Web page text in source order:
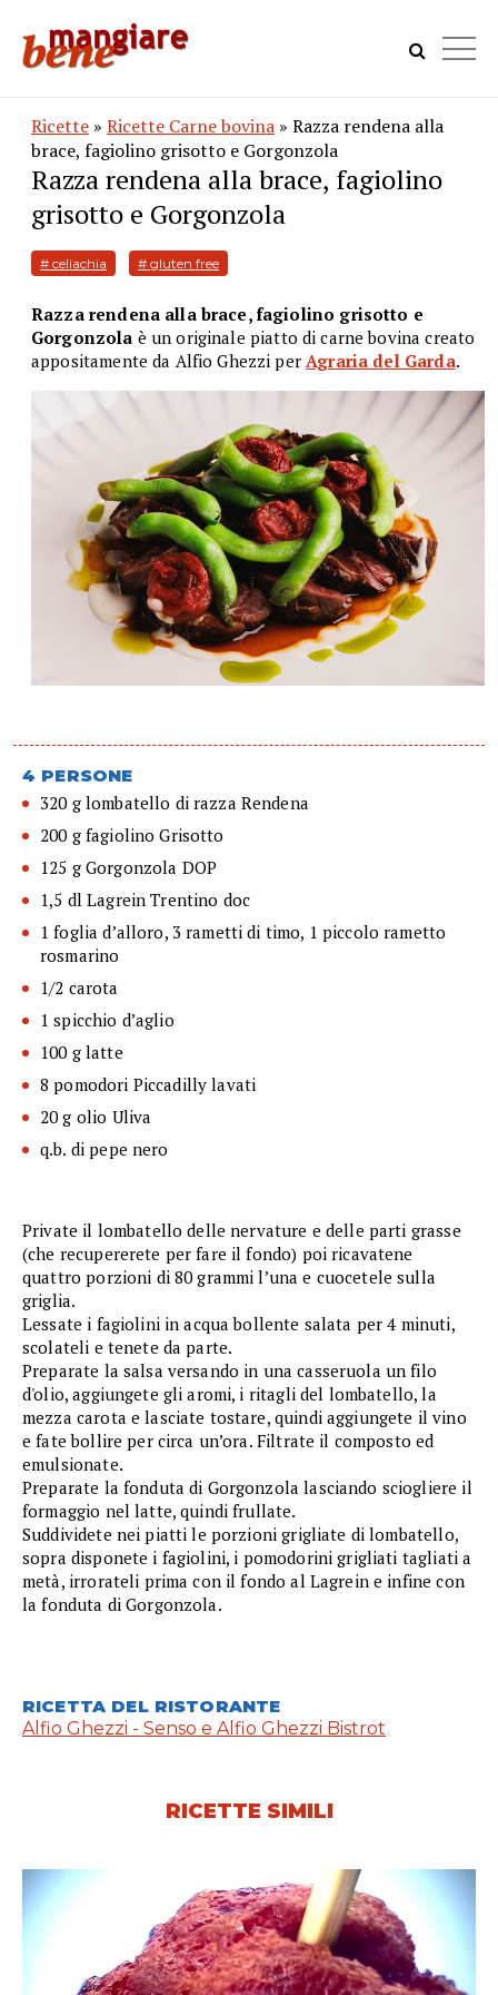
Ricette » Ricette Carne bovina » Razza rendena alla
brace, fagiolino grisotto e Gorgonzola
Razza rendena alla brace, fagiolino
grisotto e Gorgonzola
# celiachia # gluten free
Razza rendena alla brace, fagiolino grisotto e
Gorgonzola è un originale piatto di carne bovina creato
appositamente da Alfio Ghezzi perAgraria del Garda.
4 PERSONE
320 g lombatello di razza Rendena
200 g fagiolino Grisotto
125 g Gorgonzola DOP
1,5 dl Lagrein Trentino doc
1 foglia d’alloro, 3 rametti di timo, 1 piccolo rametto
rosmarino
1/2 carota
1 spicchio d’aglio
100 g latte
8 pomodori Piccadilly lavati
20 g olio Uliva
q.b. di pepe nero
Private il lombatello delle nervature e delle parti grasse
(che recupererete per fare il fondo) poi ricavatene
quattro porzioni di 80 grammi l’una e cuocetele sulla
griglia.
Lessate i fagiolini in acqua bollente salata per 4 minuti,
scolateli e tenete da parte.
Preparate la salsa versando in una casseruola un filo
d'olio, aggiungete gli aromi, i ritagli del lombatello, la
mezza carota e lasciate tostare, quindi aggiungete il vino
e fate bollire per circa un’ora. Filtrate il composto ed
emulsionate.
Preparate la fonduta di Gorgonzola lasciando sciogliere il
formaggio nel latte, quindi frullate.
Suddividete nei piatti le porzioni grigliate di lombatello,
sopra disponete i fagiolini, i pomodorini grigliati tagliati a
metà, irrorateli prima con il fondo al Lagrein e infine con
la fonduta di Gorgonzola.
RICETTA DEL RISTORANTE
Alfio Ghezzi - Senso e Alfio Ghezzi Bistrot
RICETTE SIMILI